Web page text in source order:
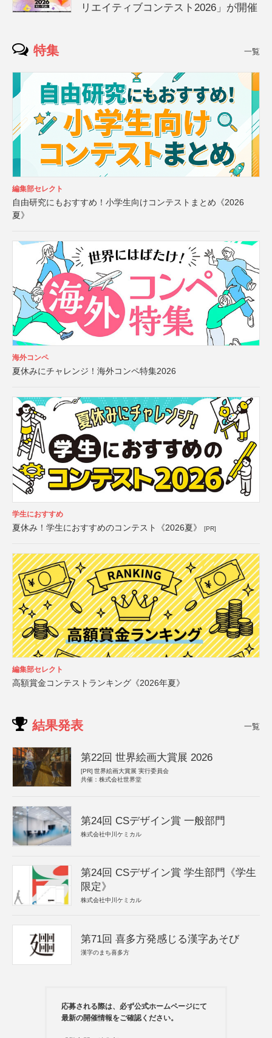
リエイティブコンテスト2026」が開催
特集 一覧
編集部セレクト
自由研究にもおすすめ！小学生向けコンテストまとめ《2026
夏》
海外コンペ
夏休みにチャレンジ！海外コンペ特集2026
学生におすすめ
夏休み！学生におすすめのコンテスト《2026夏》 [PR]
編集部セレクト
高額賞金コンテストランキング《2026年夏》
結果発表 一覧
第22回 世界絵画大賞展 2026
[PR] 世界絵画大賞展 実行委員会
共催：株式会社世界堂
第24回 CSデザイン賞 一般部門
株式会社中川ケミカル
第24回 CSデザイン賞 学生部門《学生
限定》
株式会社中川ケミカル
第71回 喜多方発感じる漢字あそび
漢字のまち喜多方
応募される際は、必ず公式ホームページにて
最新の開催情報をご確認ください。